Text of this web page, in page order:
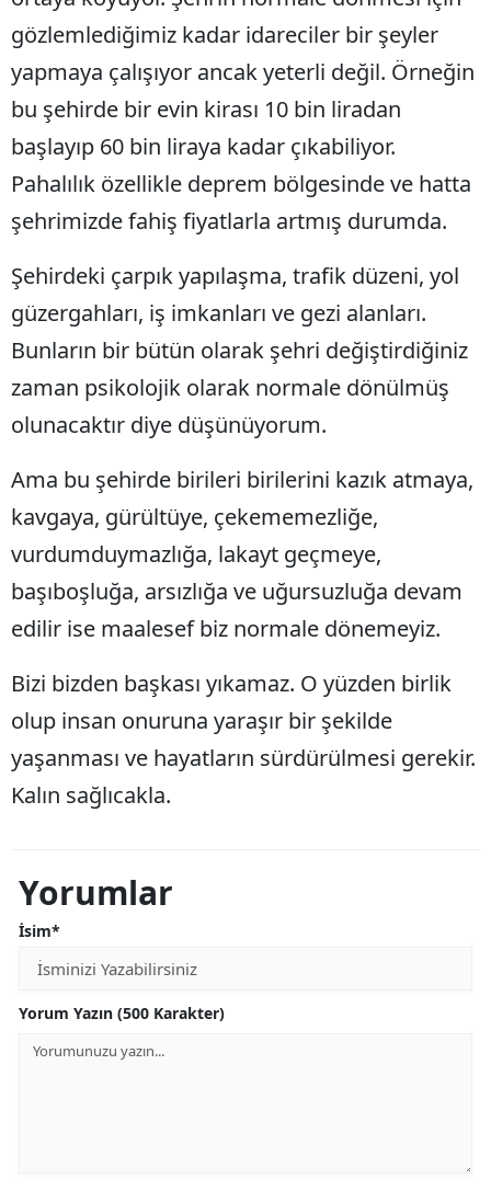
gözlemlediğimiz kadar idareciler bir şeyler
yapmaya çalışıyor ancak yeterli değil. Örneğin
bu şehirde bir evin kirası 10 bin liradan
başlayıp 60 bin liraya kadar çıkabiliyor.
Pahalılık özellikle deprem bölgesinde ve hatta
şehrimizde fahiş fiyatlarla artmış durumda.
Şehirdeki çarpık yapılaşma, trafik düzeni, yol
güzergahları, iş imkanları ve gezi alanları.
Bunların bir bütün olarak şehri değiştirdiğiniz
zaman psikolojik olarak normale dönülmüş
olunacaktır diye düşünüyorum.
Ama bu şehirde birileri birilerini kazık atmaya,
kavgaya, gürültüye, çekememezliğe,
vurdumduymazlığa, lakayt geçmeye,
başıboşluğa, arsızlığa ve uğursuzluğa devam
edilir ise maalesef biz normale dönemeyiz.
Bizi bizden başkası yıkamaz. O yüzden birlik
olup insan onuruna yaraşır bir şekilde
yaşanması ve hayatların sürdürülmesi gerekir.
Kalın sağlıcakla.
Yorumlar
İsim*
Yorum Yazın (500 Karakter)